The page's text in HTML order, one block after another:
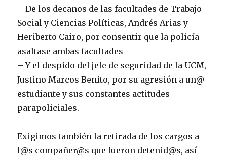
– De los decanos de las facultades de Trabajo
Social y Ciencias Políticas, Andrés Arias y
Heriberto Cairo, por consentir que la policía
asaltase ambas facultades
– Y el despido del jefe de seguridad de la UCM,
Justino Marcos Benito, por su agresión a un@
estudiante y sus constantes actitudes
parapoliciales.
Exigimos también la retirada de los cargos a
l@s compañer@s que fueron detenid@s, así